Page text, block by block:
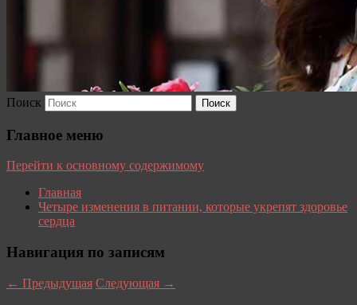
Поиск
Главное меню
Перейти к основному содержимому
Главная
Четыре изменения в питании, которые укрепят здоровье
сердца
Навигация по записям
← Предыдущая Следующая →